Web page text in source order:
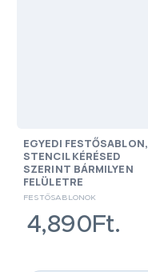
EGYEDI FESTŐSABLON,
STENCIL KÉRÉSED
SZERINT BÁRMILYEN
FELÜLETRE
FESTŐSABLONOK
4,890Ft.